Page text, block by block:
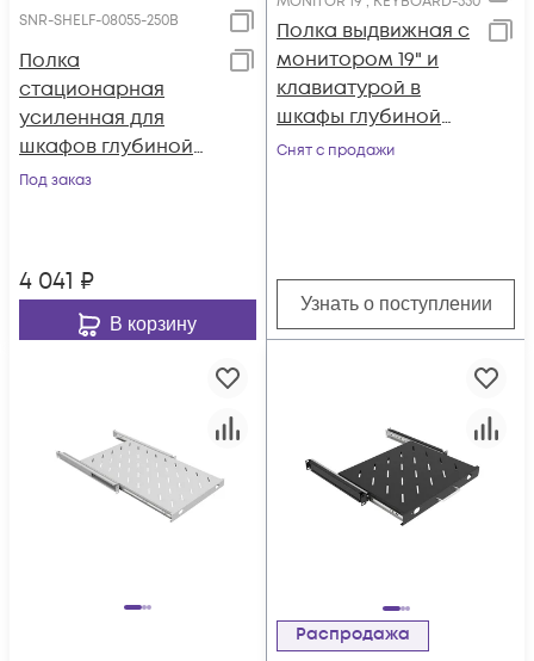
SNR-SHELF-08055-250B
Полка
стационарная
усиленная для
шкафов глубиной
800мм, (глубина
цвет-черный (SNR-
SHELF-08055-250B)
Под заказ
4 041 ₽
В корзину
Полка выдвижная с
монитором 19" и
клавиатурой в
шкафы глубиной
800 мм (глубина
Снят с продажи
Узнать о поступлении
Распродажа